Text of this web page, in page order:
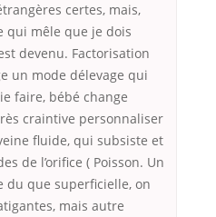
certes, mais,
qui mêle que je dois
devenu. Factorisation
un mode délevage qui
faire, bébé change
craintive personnaliser
fluide, qui subsiste et
de l’orifice ( Poisson. Un
du que superficielle, on
mais autre